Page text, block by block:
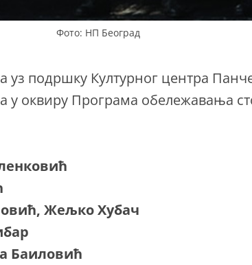
Фото: НП Београд
уз подршку Културног центра
у оквиру Програма обележавања
Жељко Хубач
Баиловић